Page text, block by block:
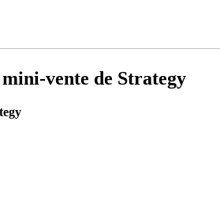
vente de Strategy